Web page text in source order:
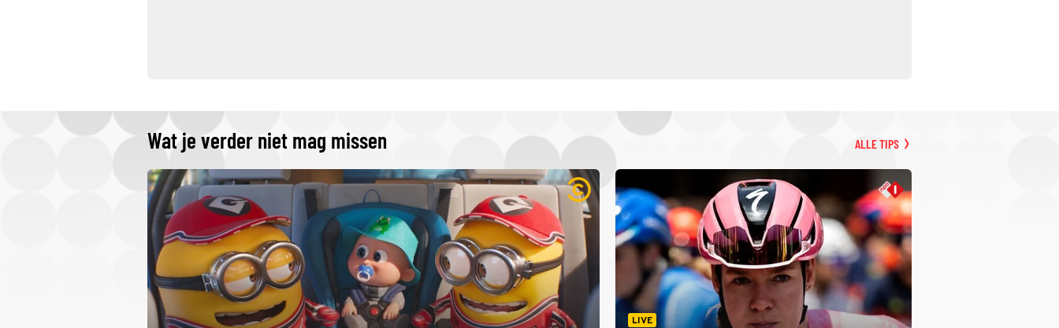
Wat je verder niet mag missen ALLE TIPS
LIVE